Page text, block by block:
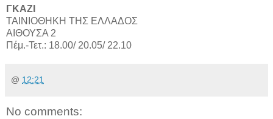
ΓΚΑΖΙ
ΤΑΙΝΙΟΘΗΚΗ ΤΗΣ ΕΛΛΑΔΟΣ
ΑΙΘΟΥΣΑ 2
Πέμ.-Τετ.: 18.00/ 20.05/ 22.10
@ 12:21
No comments: